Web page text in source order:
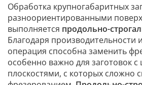
Обработка крупногабаритных
разноориентированными
выполняется продольно-
Благодаря производительности
операция способна заменить
особенно важно для заготовок
плоскостями, с которых сложно